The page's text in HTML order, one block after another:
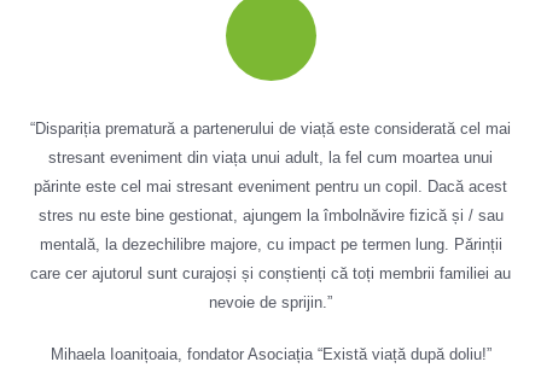
“Dispariția prematură a partenerului de viață este considerată cel mai
stresant eveniment din viața unui adult, la fel cum moartea unui
părinte este cel mai stresant eveniment pentru un copil. Dacă acest
stres nu este bine gestionat, ajungem la îmbolnăvire fizică și / sau
mentală, la dezechilibre majore, cu impact pe termen lung. Părinții
care cer ajutorul sunt curajoși și conștienți că toți membrii familiei au
nevoie de sprijin.”
Mihaela Ioanițoaia, fondator Asociația “Există viață după doliu!”